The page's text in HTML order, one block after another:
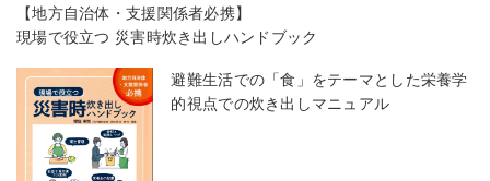
【地方自治体・支援関係者必携】
現場で役立つ 災害時炊き出しハンドブック
避難生活での「食」をテーマとした栄養学
的視点での炊き出しマニュアル